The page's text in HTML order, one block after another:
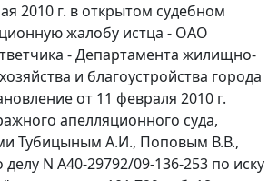
2010 г. в открытом судебном
жалобу истца - ОАО
- Департамента жилищно-
и благоустройства города
от 11 февраля 2010 г.
апелляционного суда,
Тубицыным А.И., Поповым В.В.,
N А40-29792/09-136-253 по иску